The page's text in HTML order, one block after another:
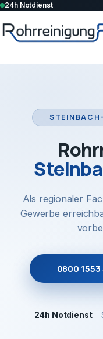
24h Notdienst
Als regionaler
Gewerbe
0800
24h Notdienst